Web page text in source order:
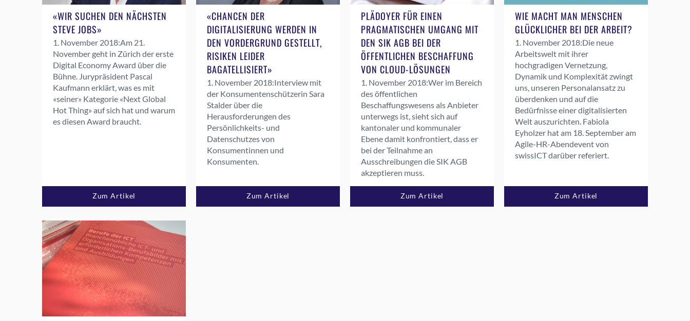
Mitglieder Input
Publireportage
Rollen der ICT
Saläre der ICT
Seitenblick
SI-Professional
Stellungnahme
Uncategorized
Veranstaltungen
«WIR SUCHEN DEN NÄCHSTEN
STEVE JOBS»
1. November 2018:Am 21.
November geht in Zürich der erste
Digital Economy Award über die
Bühne. Jurypräsident Pascal
Kaufmann erklärt, was es mit
«seiner» Kategorie «Next Global
Hot Thing» auf sich hat und warum
es diesen Award braucht.
Zum Artikel
«CHANCEN DER
DIGITALISIERUNG WERDEN IN
DEN VORDERGRUND GESTELLT,
RISIKEN LEIDER
BAGATELLISIERT»
1. November 2018:Interview mit
der Konsumentenschützerin Sara
Stalder über die
Herausforderungen des
Persönlichkeits- und
Datenschutzes von
Konsumentinnen und
Konsumenten.
Zum Artikel
PLÄDOYER FÜR EINEN
PRAGMATISCHEN UMGANG MIT
DEN SIK AGB BEI DER
ÖFFENTLICHEN BESCHAFFUNG
VON CLOUD-LÖSUNGEN
1. November 2018:Wer im Bereich
des öffentlichen
Beschaffungswesens als Anbieter
unterwegs ist, sieht sich auf
kantonaler und kommunaler
Ebene damit konfrontiert, dass er
bei der Teilnahme an
Ausschreibungen die SIK AGB
akzeptieren muss.
Zum Artikel
WIE MACHT MAN MENSCHEN
GLÜCKLICHER BEI DER ARBEIT?
1. November 2018:Die neue
Arbeitswelt mit ihrer
hochgradigen Vernetzung,
Dynamik und Komplexität zwingt
uns, unseren Personalansatz zu
überdenken und auf die
Bedürfnisse einer digitalisierten
Welt auszurichten. Fabiola
Eyholzer hat am 18. September am
Agile-HR-Abendevent von
swissICT darüber referiert.
Zum Artikel